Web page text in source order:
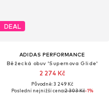
DEAL
ADIDAS PERFORMANCE
Běžecká obuv 'Supernova Glide'
2 274 Kč
Původně: 3 249 Kč
Poslední nejnižší cena:2 303 Kč-1%